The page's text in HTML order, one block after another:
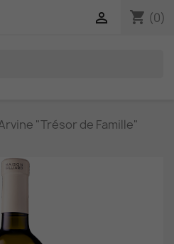
shopping_cart (0)

"Trésor de Famille"